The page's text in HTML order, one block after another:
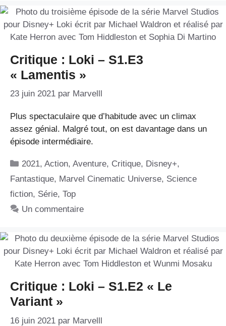
Critique : Loki – S1.E3
« Lamentis »
23 juin 2021 par Marvelll
Plus spectaculaire que d’habitude avec un climax
assez génial. Malgré tout, on est davantage dans un
épisode intermédiaire.
Catégories
2021,Action,Aventure, Critique, Disney+,
Fantastique, Marvel Cinematic Universe, Science
fiction, Série, Top
Un commentaire
Critique : Loki – S1.E2 « Le
Variant »
16 juin 2021 par Marvelll